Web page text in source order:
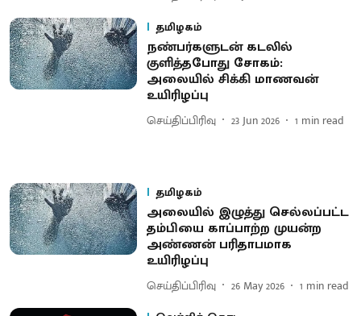
தமிழகம்
நண்பர்களுடன் கடலில்
குளித்தபோது சோகம்:
அலையில் சிக்கி மாணவன்
உயிரிழப்பு
செய்திப்பிரிவு 23 Jun 2026 1 min read
தமிழகம்
அலையில் இழுத்து செல்லப்பட்ட
தம்பியை காப்பாற்ற முயன்ற
அண்ணன் பரிதாபமாக
உயிரிழப்பு
செய்திப்பிரிவு 26 May 2026 1 min read